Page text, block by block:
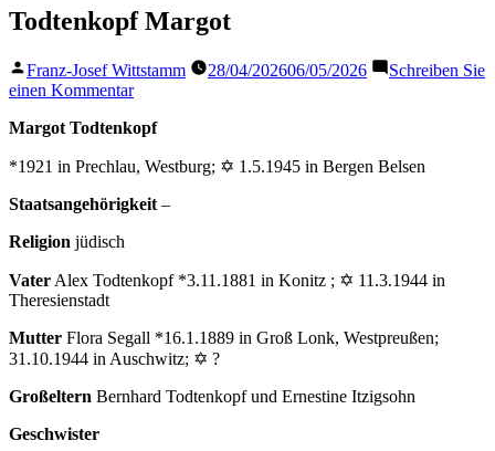
Todtenkopf Margot
Veröffentlicht
von
Franz-Josef Wittstamm 28/04/202606/05/2026
Schreiben Sie
einen Kommentarzu
Margot
Margot Todtenkopf
*1921 in Prechlau, Westburg; ✡ 1.5.1945 in Bergen Belsen
Staatsangehörigkeit –
Religion jüdisch
Vater Alex Todtenkopf *3.11.1881 in Konitz ; ✡ 11.3.1944 in
Theresienstadt
Mutter Flora Segall *16.1.1889 in Groß Lonk, Westpreußen;
31.10.1944 in Auschwitz; ✡ ?
Großeltern Bernhard Todtenkopf und Ernestine Itzigsohn
Geschwister